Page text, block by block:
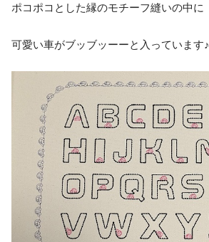
ポコポコとした縁のモチーフ縫いの中に
可愛い車がブッブッーーと入っています♪